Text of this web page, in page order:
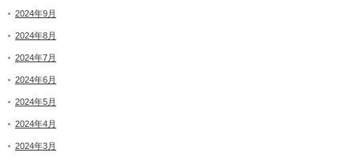
2024年9月
2024年8月
2024年7月
2024年6月
2024年5月
2024年4月
2024年3月